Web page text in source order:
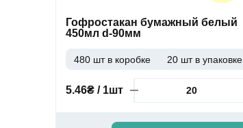
Гофростакан бумажный белый
450мл d-90мм
480 шт в коробке 20 шт в упаковке
5.46₴ / 1шт